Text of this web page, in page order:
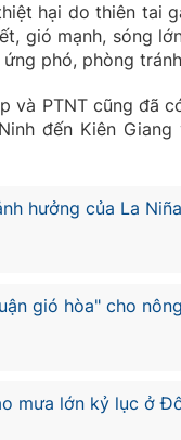
hại do thiên tai
gió mạnh, sóng
phó, phòng
và PTNT cũng đã
đến Kiên
hưởng của La
gió hòa" cho
mưa lớn kỷ lục ở